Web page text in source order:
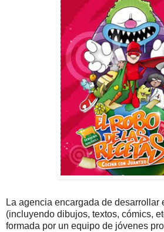
La agencia encargada de desarrollar
(incluyendo dibujos, textos, cómics,
formada por un equipo de jóvenes